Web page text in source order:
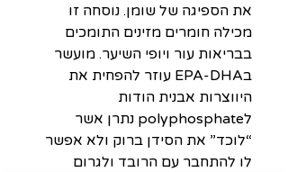
את הספיגה של שומן. נוסחה זו
מכילה חומרים מזינים התומכים
בבריאות עור ויופי השיער. מועשר
בEPA-DHA עוזר להפחית את
היווצרות אבנית הודות
לpolyphosphate נתרן אשר
“לוכד” את הסידן ברוק ולא אפשר
לו להתחבר עם הרובד ולגרום